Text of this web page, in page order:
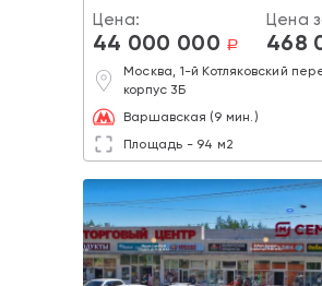
Цена:
44 000 000 a
Цена
468
Москва, 1-й Котляковский
корпус 3Б
Варшавская (9 мин.)
Площадь - 94 м2